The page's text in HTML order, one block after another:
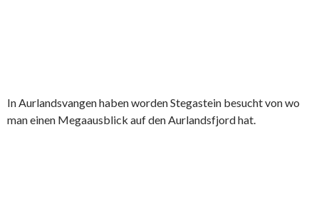
In Aurlandsvangen haben worden Stegastein besucht von wo
man einen Megaausblick auf den Aurlandsfjord hat.